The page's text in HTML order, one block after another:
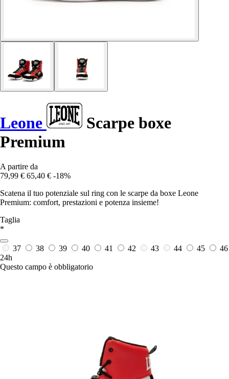
Leone
Scarpe boxe
Premium
A partire da
79,99 € 65,40 € -18%
Scatena il tuo potenziale sul ring con le scarpe da boxe Leone
Premium: comfort, prestazioni e potenza insieme!
Taglia
*
37 38 39 40 41 42 43 44 45
46
24h
Questo campo è obbligatorio